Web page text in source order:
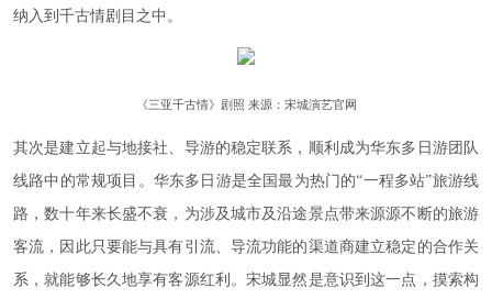
纳入到千古情剧目之中。
《三亚千古情》剧照 来源：宋城演艺官网
其次是建立起与地接社、导游的稳定联系，顺利成为华东多日游团队
线路中的常规项目。华东多日游是全国最为热门的“一程多站”旅游线
路，数十年来长盛不衰，为涉及城市及沿途景点带来源源不断的旅游
客流，因此只要能与具有引流、导流功能的渠道商建立稳定的合作关
系，就能够长久地享有客源红利。宋城显然是意识到这一点，摸索构